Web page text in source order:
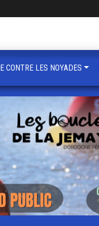
CONTRE LES NOYADES